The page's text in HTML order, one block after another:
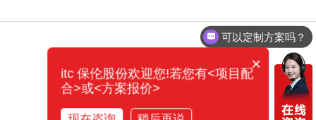
可以定制方案吗？
×
itc 保伦股份欢迎您!若您有<项目配
合>或<方案报价>